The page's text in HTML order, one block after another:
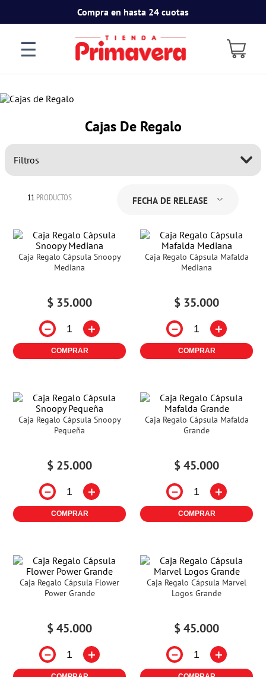
Compra en hasta 24 cuotas
☰
Cajas De Regalo
Filtros
11 PRODUCTOS FECHA DE RELEASE
Caja Regalo Cápsula Snoopy
Mediana
$ 35.000
－ ＋
COMPRAR
Caja Regalo Cápsula Mafalda
Mediana
$ 35.000
－ ＋
COMPRAR
Caja Regalo Cápsula Snoopy
Pequeña
$ 25.000
－ ＋
COMPRAR
Caja Regalo Cápsula Mafalda
Grande
$45.000
－ ＋
COMPRAR
Caja Regalo Cápsula Flower
Power Grande
$45.000
－ ＋
Caja Regalo Cápsula Marvel
Logos Grande
$45.000
－ ＋